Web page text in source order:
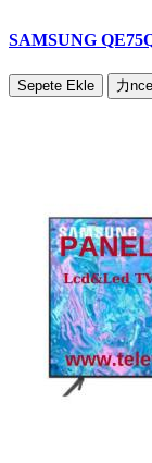
SAMSUNG
Sepete Ekle 力